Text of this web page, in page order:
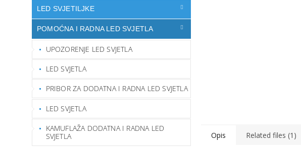
LED SVJETILJKE
POMOĆNA I RADNA LED SVJETLA
UPOZORENJE LED SVJETLA
LED SVJETLA
PRIBOR ZA DODATNA I RADNA LED SVJETLA
LED SVJETLA
KAMUFLAŽA DODATNA I RADNA LED
SVJETLA
Opis Related files (1)